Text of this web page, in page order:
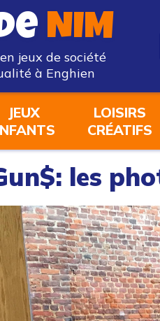
NIM
jeux de société
à Enghien
JEUX
LOISIRS
CRÉATIFS
les